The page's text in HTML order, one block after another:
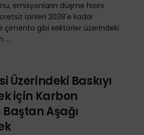
emisyonların düşme hızını
izinleri 2038'e kadar
çimento gibi sektörler üzerindeki
...
Üzerindeki Baskıyı
için Karbon
Baştan Aşağı